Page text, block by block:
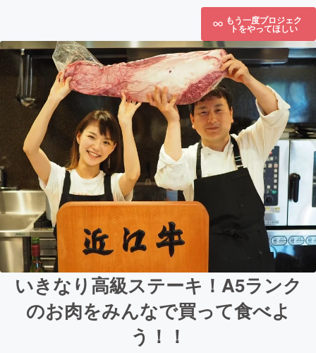
もう一度プロジェク
トをやってほしい
いきなり高級ステーキ！A5ランク
のお肉をみんなで買って食べよ
う！！